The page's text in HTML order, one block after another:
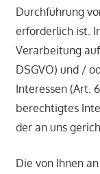
Durchführung
erforderlich ist.
Verarbeitung
DSGVO) und /
Interessen (Art.
berechtigtes
der an uns
Die von Ihnen